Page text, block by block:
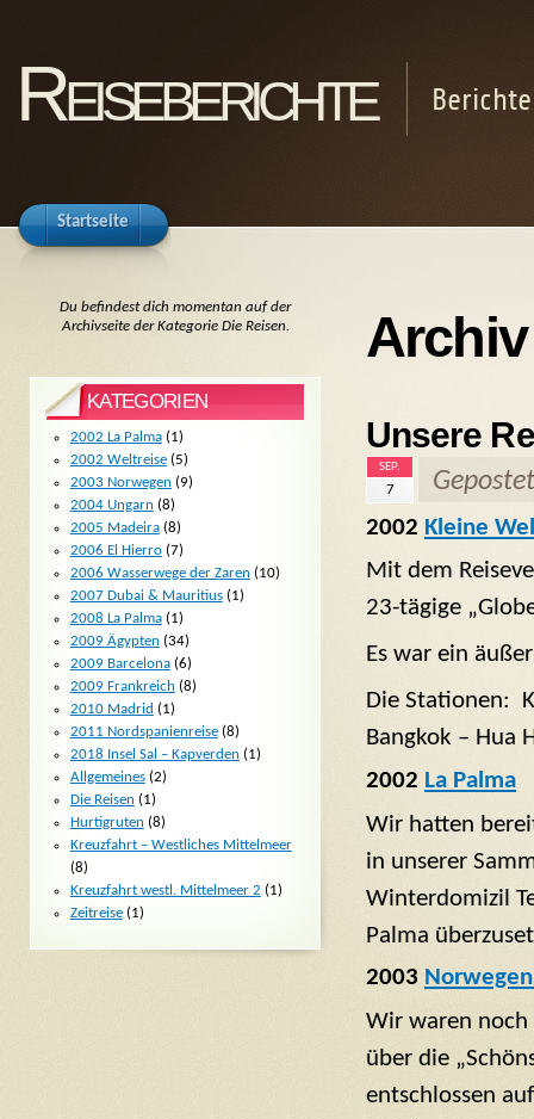
Reiseberichte
Startseite
Unsere
SEP.
7
2002 Kleine
Mit dem
23-tägige
Es war ein
Die Stationen:
Bangkok – Hua
2002 La Palma
Wir hatten
in unserer
Winterdomizil
Palma
2003
Wir waren noch
über die
entschlossen
Du befindest dich momentan auf der
Archivseite der Kategorie Die Reisen.
KATEGORIEN
2002 La Palma(1)
2002 Weltreise(5)
2003 Norwegen (9)
2004 Ungarn (8)
2005 Madeira(8)
2006 El Hierro(7)
2006 Wasserwege der Zaren (10)
2007 Dubai & Mauritius(1)
2008 La Palma(1)
2009 Ägypten (34)
2009 Barcelona(6)
2009 Frankreich (8)
2010 Madrid (1)
2011 Nordspanienreise(8)
2018 Insel Sal – Kapverden (1)
Allgemeines(2)
Die Reisen (1)
Hurtigruten (8)
Kreuzfahrt – Westliches Mittelmeer
(8)
Kreuzfahrt westl. Mittelmeer 2 (1)
Zeitreise(1)